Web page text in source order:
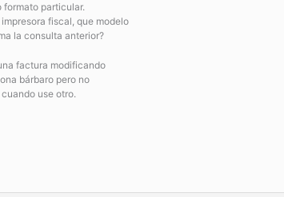
formato particular.
fiscal, que modelo
la consulta anterior?
factura modificando
bárbaro pero no
use otro.